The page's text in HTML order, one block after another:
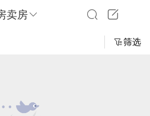
卖房
筛选